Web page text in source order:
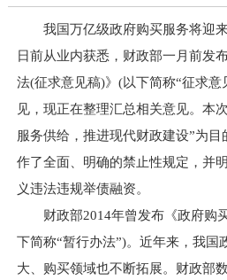
我国万亿级政府购买服务将迎来
日前从业内获悉，财政部一月前发
法(征求意见稿)》(以下简称“征求意
见，现正在整理汇总相关意见。本
服务供给，推进现代财政建设”为
作了全面、明确的禁止性规定，并
义违法违规举债融资。
财政部2014年曾发布《政府购
下简称“暂行办法”)。近年来，我国
大、购买领域也不断拓展。财政部